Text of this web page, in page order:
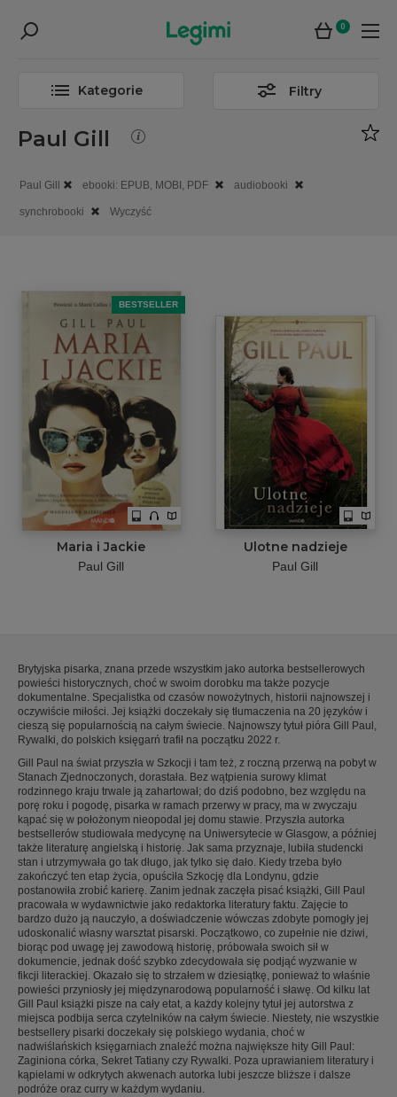
0
Kategorie Filtry
Paul Gill
Paul Gill ebooki: EPUB, MOBI, PDF audiobooki
synchrobooki Wyczyść
BESTSELLER
Maria i Jackie
Paul Gill
Ulotne nadzieje
Paul Gill
Brytyjska pisarka, znana przede wszystkim jako autorka bestsellerowych
powieści historycznych, choć w swoim dorobku ma także pozycje
dokumentalne. Specjalistka od czasów nowożytnych, historii najnowszej i
oczywiście miłości. Jej książki doczekały się tłumaczenia na 20 języków i
cieszą się popularnością na całym świecie. Najnowszy tytuł pióra Gill Paul,
Rywalki, do polskich księgarń trafił na początku 2022 r.
Gill Paul na świat przyszła w Szkocji i tam też, z roczną przerwą na pobyt w
Stanach Zjednoczonych, dorastała. Bez wątpienia surowy klimat
rodzinnego kraju trwale ją zahartował; do dziś podobno, bez względu na
porę roku i pogodę, pisarka w ramach przerwy w pracy, ma w zwyczaju
kąpać się w położonym nieopodal jej domu stawie. Przyszła autorka
bestsellerów studiowała medycynę na Uniwersytecie w Glasgow, a później
także literaturę angielską i historię. Jak sama przyznaje, lubiła studencki
stan i utrzymywała go tak długo, jak tylko się dało. Kiedy trzeba było
zakończyć ten etap życia, opuściła Szkocję dla Londynu, gdzie
postanowiła zrobić karierę. Zanim jednak zaczęła pisać książki, Gill Paul
pracowała w wydawnictwie jako redaktorka literatury faktu. Zajęcie to
bardzo dużo ją nauczyło, a doświadczenie wówczas zdobyte pomogły jej
udoskonalić własny warsztat pisarski. Początkowo, co zupełnie nie dziwi,
biorąc pod uwagę jej zawodową historię, próbowała swoich sił w
dokumencie, jednak dość szybko zdecydowała się podjąć wyzwanie w
fikcji literackiej. Okazało się to strzałem w dziesiątkę, ponieważ to właśnie
powieści przyniosły jej międzynarodową popularność i sławę. Od kilku lat
Gill Paul książki pisze na cały etat, a każdy kolejny tytuł jej autorstwa z
miejsca podbija serca czytelników na całym świecie. Niestety, nie wszystkie
bestsellery pisarki doczekały się polskiego wydania, choć w
nadwiślańskich księgarniach znaleźć można największe hity Gill Paul:
Zaginiona córka, Sekret Tatiany czy Rywalki. Poza uprawianiem literatury i
kąpielami w odkrytych akwenach autorka lubi jeszcze bliższe i dalsze
podróże oraz curry w każdym wydaniu.